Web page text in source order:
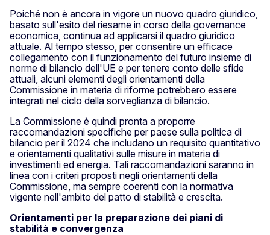
Poiché non è ancora in vigore un nuovo quadro giuridico,
basato sull'esito del riesame in corso della governance
economica, continua ad applicarsi il quadro giuridico
attuale. Al tempo stesso, per consentire un efficace
collegamento con il funzionamento del futuro insieme di
norme di bilancio dell'UE e per tenere conto delle sfide
attuali, alcuni elementi degli orientamenti della
Commissione in materia di riforme potrebbero essere
integrati nel ciclo della sorveglianza di bilancio.
La Commissione è quindi pronta a proporre
raccomandazioni specifiche per paese sulla politica di
bilancio per il 2024 che includano un requisito quantitativo
e orientamenti qualitativi sulle misure in materia di
investimenti ed energia. Tali raccomandazioni saranno in
linea con i criteri proposti negli orientamenti della
Commissione, ma sempre coerenti con la normativa
vigente nell'ambito del patto di stabilità e crescita.
Orientamenti per la preparazione dei piani di
stabilità e convergenza